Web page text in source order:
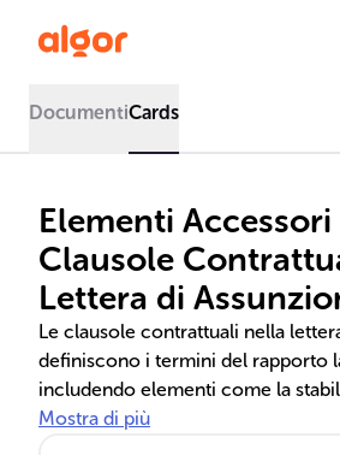
DocumentiCards
Elementi Accessori
Clausole
Lettera di
Le clausole contrattuali nella
definiscono i termini del rapporto
includendo elementi come la
e i fringe benefits. Queste clausole
Mostra di più